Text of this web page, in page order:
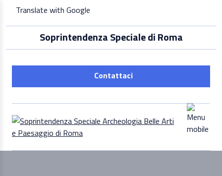
content
Translate with Google
Soprintendenza Speciale di Roma
Contattaci